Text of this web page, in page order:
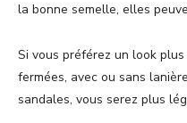
la bonne semelle, elles
Si vous préférez un look
fermées, avec ou sans
sandales, vous serez plus